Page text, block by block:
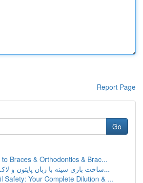
Report Page
Go
Braces & Orthodontics & Brac...
ساخت بازی سینه با زبان پایتون و لاک پشت: کتابچ...
Safety: Your Complete Dilution & ...